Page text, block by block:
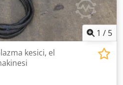
1 / 5
kesici, el